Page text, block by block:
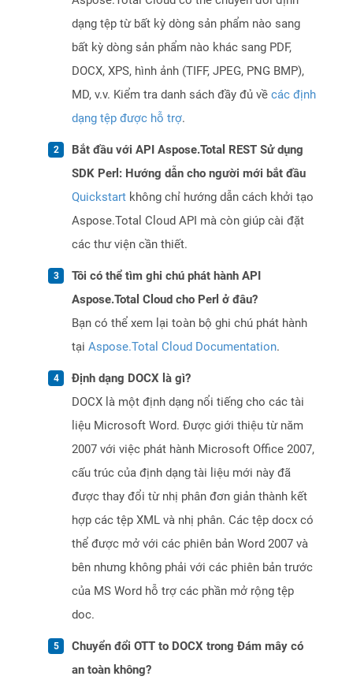
dạng tệp từ bất kỳ dòng sản phẩm nào sang
bất kỳ dòng sản phẩm nào khác sang PDF,
DOCX, XPS, hình ảnh (TIFF, JPEG, PNG BMP),
MD, v.v. Kiểm tra danh sách đầy đủ về các định
dạng tệp được hỗ trợ.
Bắt đầu với API Aspose.Total REST Sử dụng
SDK Perl: Hướng dẫn cho người mới bắt đầu
Quickstart không chỉ hướng dẫn cách khởi tạo
Aspose.Total Cloud API mà còn giúp cài đặt
các thư viện cần thiết.
Tôi có thể tìm ghi chú phát hành API
Aspose.Total Cloud cho Perl ở đâu?
Bạn có thể xem lại toàn bộ ghi chú phát hành
tại Aspose.Total Cloud Documentation.
Định dạng DOCX là gì?
DOCX là một định dạng nổi tiếng cho các tài
liệu Microsoft Word. Được giới thiệu từ năm
2007 với việc phát hành Microsoft Office 2007,
cấu trúc của định dạng tài liệu mới này đã
được thay đổi từ nhị phân đơn giản thành kết
hợp các tệp XML và nhị phân. Các tệp docx có
thể được mở với các phiên bản Word 2007 và
bên nhưng không phải với các phiên bản trước
của MS Word hỗ trợ các phần mở rộng tệp
doc.
Chuyển đổi OTT to DOCX trong Đám mây có
an toàn không?